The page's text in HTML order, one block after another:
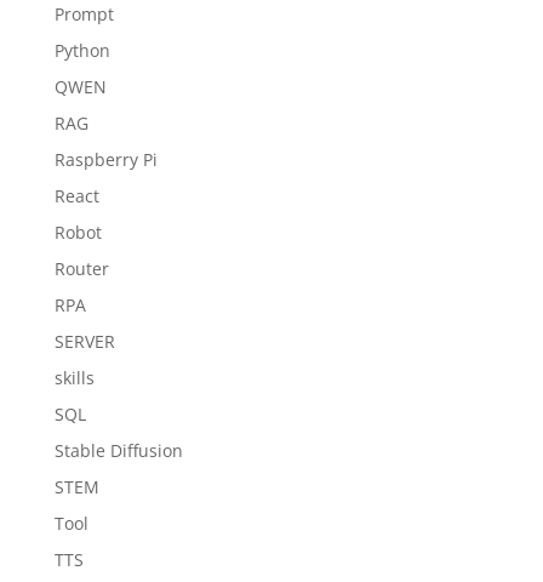
Prompt
Python
QWEN
RAG
Raspberry Pi
React
Robot
Router
RPA
SERVER
skills
SQL
Stable Diffusion
STEM
Tool
TTS